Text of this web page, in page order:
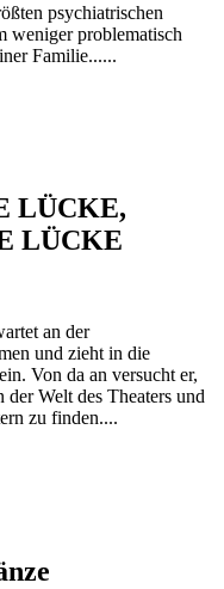
psychiatrischen
weniger problematisch
Familie......
LÜCKE,
LÜCKE
an der
und zieht in die
Von da an versucht er,
Welt des Theaters und
zu finden....